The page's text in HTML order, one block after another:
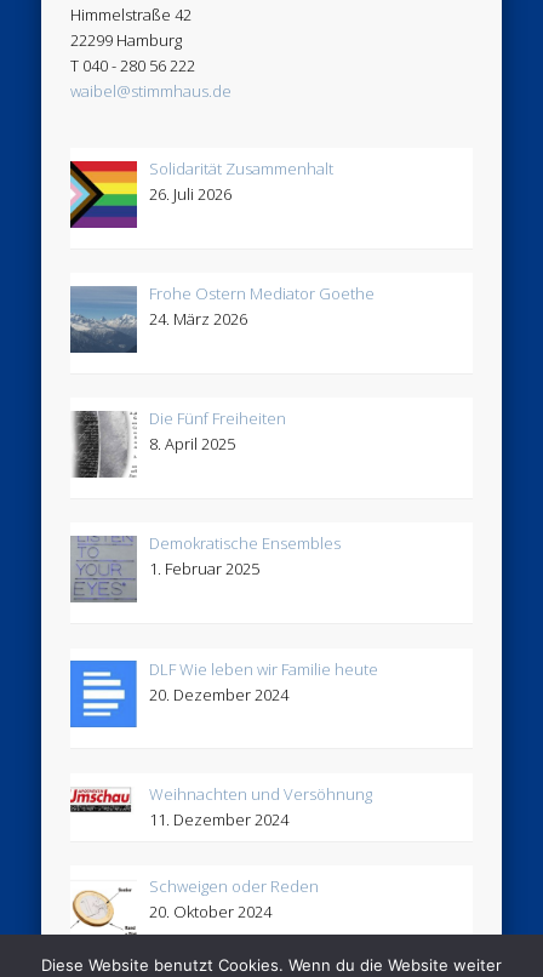
Himmelstraße 42
22299 Hamburg
T 040 - 280 56 222
waibel@stimmhaus.de
Solidarität Zusammenhalt
26. Juli 2026
Frohe Ostern Mediator Goethe
24. März 2026
Die Fünf Freiheiten
8. April 2025
Demokratische Ensembles
1. Februar 2025
DLF Wie leben wir Familie heute
20. Dezember 2024
Weihnachten und Versöhnung
11. Dezember 2024
Schweigen oder Reden
20. Oktober 2024
Diese Website benutzt Cookies. Wenn du die Website weiter